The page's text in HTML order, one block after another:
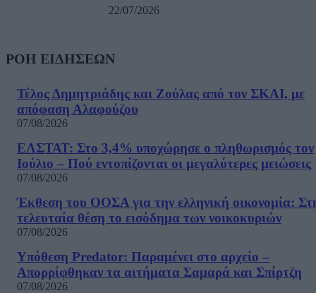
22/07/2026
ΡΟΗ ΕΙΔΗΣΕΩΝ
Τέλος Δημητριάδης και Ζούλας από τον ΣΚΑΙ, με
απόφαση Αλαφούζου
07/08/2026
ΕΛΣΤΑΤ: Στο 3,4% υποχώρησε ο πληθωρισμός τον
Ιούλιο – Πού εντοπίζονται οι μεγαλύτερες μειώσεις
07/08/2026
Έκθεση του ΟΟΣΑ για την ελληνική οικονομία:
τελευταία θέση το εισόδημα των νοικοκυριών
07/08/2026
Υπόθεση Predator: Παραμένει στο αρχείο –
Απορρίφθηκαν τα αιτήματα Σαμαρά και Σπίρτζη
07/08/2026